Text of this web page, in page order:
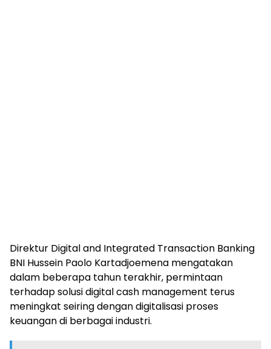
Direktur Digital and Integrated Transaction Banking
BNI Hussein Paolo Kartadjoemena mengatakan
dalam beberapa tahun terakhir, permintaan
terhadap solusi digital cash management terus
meningkat seiring dengan digitalisasi proses
keuangan di berbagai industri.